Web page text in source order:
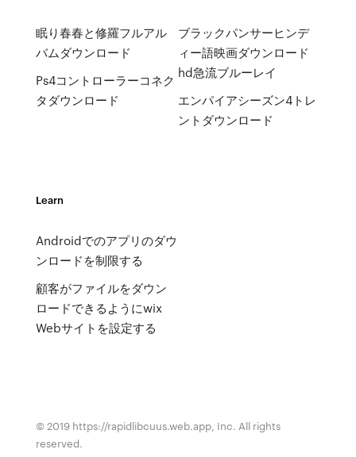
眠り春春と修羅フルアル
バムダウンロード
Ps4コントローラーコネク
タダウンロード
ブラックパンサーヒンデ
ィー語映画ダウンロード
hd急流ブルーレイ
エンパイアシーズン4トレ
ントダウンロード
Learn
Androidでのアプリのダウ
ンロードを制限する
顧客がファイルをダウン
ロードできるようにwix
Webサイトを設定する
© 2019 https://rapidlibcuus.web.app, Inc. All rights
reserved.